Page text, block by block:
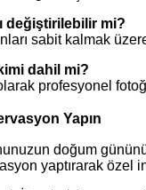
değiştirilebilir mi?
sabit kalmak
dahil mi?
profesyonel
Yapın
doğum
yaptırarak özel